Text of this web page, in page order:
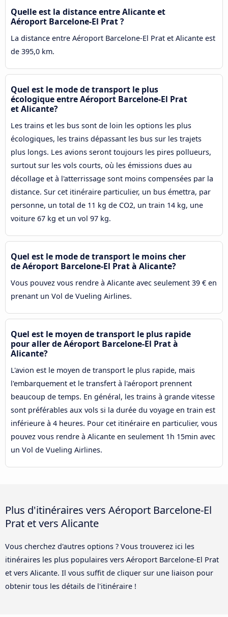
Quelle est la distance entre Alicante et
Aéroport Barcelone-El Prat ?
La distance entre Aéroport Barcelone-El Prat et Alicante est
de 395,0 km.
Quel est le mode de transport le plus
écologique entre Aéroport Barcelone-El Prat
et Alicante?
Les trains et les bus sont de loin les options les plus
écologiques, les trains dépassant les bus sur les trajets
plus longs. Les avions seront toujours les pires pollueurs,
surtout sur les vols courts, où les émissions dues au
décollage et à l'atterrissage sont moins compensées par la
distance. Sur cet itinéraire particulier, un bus émettra, par
personne, un total de 11 kg de CO2, un train 14 kg, une
voiture 67 kg et un vol 97 kg.
Quel est le mode de transport le moins cher
de Aéroport Barcelone-El Prat à Alicante?
Vous pouvez vous rendre à Alicante avec seulement 39 € en
prenant un Vol de Vueling Airlines.
Quel est le moyen de transport le plus rapide
pour aller de Aéroport Barcelone-El Prat à
Alicante?
L'avion est le moyen de transport le plus rapide, mais
l'embarquement et le transfert à l'aéroport prennent
beaucoup de temps. En général, les trains à grande vitesse
sont préférables aux vols si la durée du voyage en train est
inférieure à 4 heures. Pour cet itinéraire en particulier, vous
pouvez vous rendre à Alicante en seulement 1h 15min avec
un Vol de Vueling Airlines.
Plus d'itinéraires vers Aéroport Barcelone-El
Prat et vers Alicante
Vous cherchez d'autres options ? Vous trouverez ici les
itinéraires les plus populaires vers Aéroport Barcelone-El Prat
et vers Alicante. Il vous suffit de cliquer sur une liaison pour
obtenir tous les détails de l'itinéraire !